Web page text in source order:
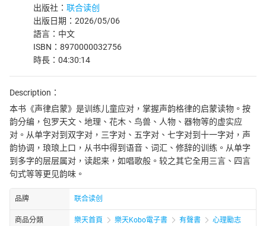
出版社： 联合读创
出版日期：2026/05/06
語言：中文
ISBN：8970000032756
時長：04:30:14
Description：
本书《声律启蒙》是训练儿童应对，掌握声韵格律的启蒙读物。按
韵分编，包罗天文、地理、花木、鸟兽、人物、器物等的虚实应
对。从单字对到双字对，三字对、五字对、七字对到十一字对，声
韵协调，琅琅上口，从书中得到语音、词汇、修辞的训练。从单字
到多字的层层属对，读起来，如唱歌般。较之其它全用三言、四言
句式等等更见韵味。
品牌 联合读创
商品分類 樂天首頁 樂天Kobo電子書 有聲書 心理勵志